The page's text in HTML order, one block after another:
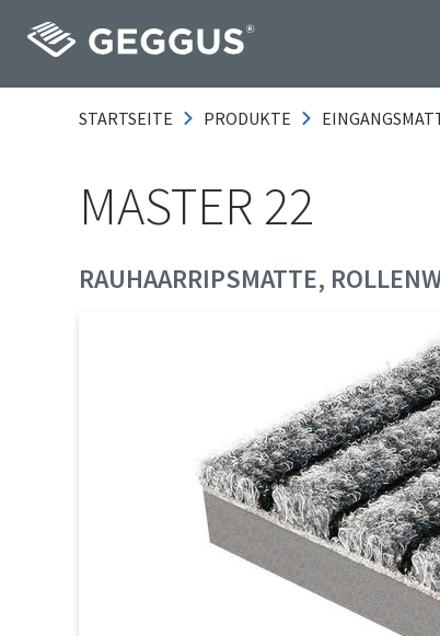
STARTSEITE PRODUKTE
MASTER 22
RAUHAARRIPSMATTE,